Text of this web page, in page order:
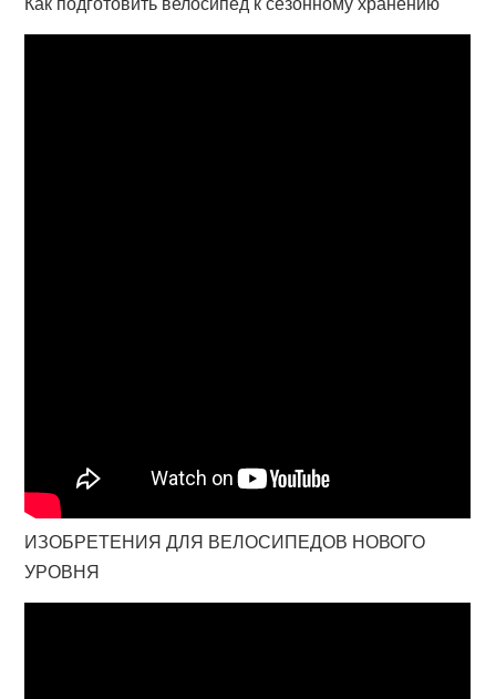
ИЗОБРЕТЕНИЯ ДЛЯ ВЕЛОСИПЕДОВ НОВОГО
УРОВНЯ